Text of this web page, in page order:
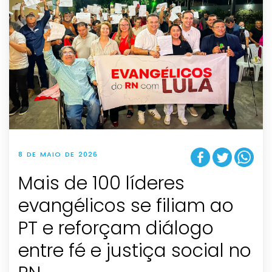
8 DE MAIO DE 2026
Mais de 100 líderes
evangélicos se filiam ao
PT e reforçam diálogo
entre fé e justiça social no